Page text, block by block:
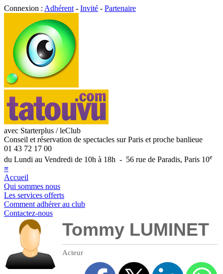
Connexion : Adhérent - Invité - Partenaire
avec Starterplus / leClub
Conseil et réservation de spectacles sur Paris et proche banlieue
01 43 72 17 00
du Lundi au Vendredi de 10h à 18h - 56 rue de Paradis, Paris 10e
≡
Accueil
Qui sommes nous
Les services offerts
Comment adhérer au club
Contactez-nous
Tommy LUMINET
Acteur